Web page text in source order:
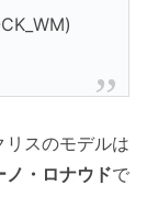
スのモデルは
ノ・ロナウドで